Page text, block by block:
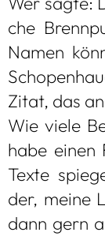
che
Namen
Zitat, das
Wie viele
habe einen
Texte
der, meine
dann gern